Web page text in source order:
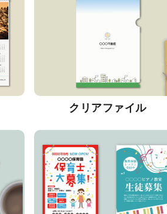
クリアファイル